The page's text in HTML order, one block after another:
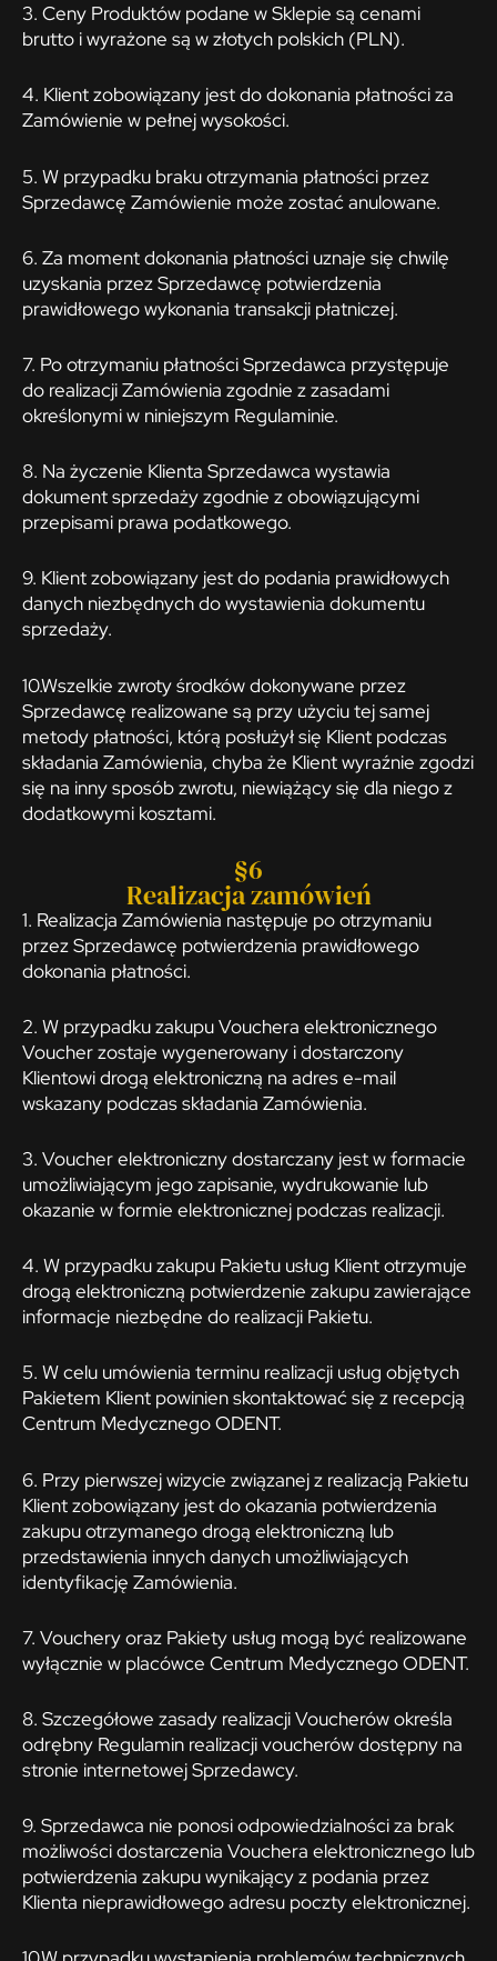
3. Ceny Produktów podane w Sklepie są cenami
brutto i wyrażone są w złotych polskich (PLN).
4. Klient zobowiązany jest do dokonania płatności za
Zamówienie w pełnej wysokości.
5. W przypadku braku otrzymania płatności przez
Sprzedawcę Zamówienie może zostać anulowane.
6. Za moment dokonania płatności uznaje się chwilę
uzyskania przez Sprzedawcę potwierdzenia
prawidłowego wykonania transakcji płatniczej.
7. Po otrzymaniu płatności Sprzedawca przystępuje
do realizacji Zamówienia zgodnie z zasadami
określonymi w niniejszym Regulaminie.
8. Na życzenie Klienta Sprzedawca wystawia
dokument sprzedaży zgodnie z obowiązującymi
przepisami prawa podatkowego.
9. Klient zobowiązany jest do podania prawidłowych
danych niezbędnych do wystawienia dokumentu
sprzedaży.
10.Wszelkie zwroty środków dokonywane przez
Sprzedawcę realizowane są przy użyciu tej samej
metody płatności, którą posłużył się Klient podczas
składania Zamówienia, chyba że Klient wyraźnie zgodzi
się na inny sposób zwrotu, niewiążący się dla niego z
dodatkowymi kosztami.
§6
Realizacja zamówień
1. Realizacja Zamówienia następuje po otrzymaniu
przez Sprzedawcę potwierdzenia prawidłowego
dokonania płatności.
2. W przypadku zakupu Vouchera elektronicznego
Voucher zostaje wygenerowany i dostarczony
Klientowi drogą elektroniczną na adres e-mail
wskazany podczas składania Zamówienia.
3. Voucher elektroniczny dostarczany jest w formacie
umożliwiającym jego zapisanie, wydrukowanie lub
okazanie w formie elektronicznej podczas realizacji.
4. W przypadku zakupu Pakietu usług Klient otrzymuje
drogą elektroniczną potwierdzenie zakupu zawierające
informacje niezbędne do realizacji Pakietu.
5. W celu umówienia terminu realizacji usług objętych
Pakietem Klient powinien skontaktować się z recepcją
Centrum Medycznego ODENT.
6. Przy pierwszej wizycie związanej z realizacją Pakietu
Klient zobowiązany jest do okazania potwierdzenia
zakupu otrzymanego drogą elektroniczną lub
przedstawienia innych danych umożliwiających
identyfikację Zamówienia.
7. Vouchery oraz Pakiety usług mogą być realizowane
wyłącznie w placówce Centrum Medycznego ODENT.
8. Szczegółowe zasady realizacji Voucherów określa
odrębny Regulamin realizacji voucherów dostępny na
stronie internetowej Sprzedawcy.
9. Sprzedawca nie ponosi odpowiedzialności za brak
możliwości dostarczenia Vouchera elektronicznego lub
potwierdzenia zakupu wynikający z podania przez
Klienta nieprawidłowego adresu poczty elektronicznej.